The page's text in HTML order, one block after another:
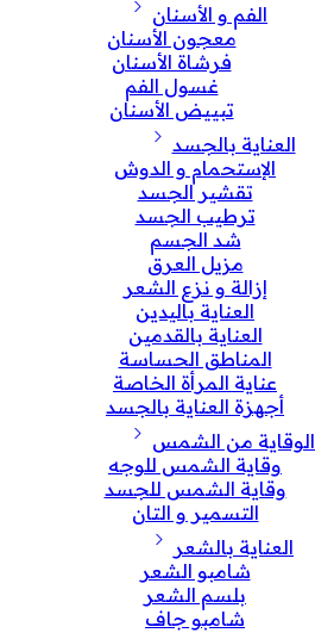
الفم و الأسنان
معجون الأسنان
فرشاة الأسنان
غسول الفم
تبييض الأسنان
العناية بالجسد
الإستحمام و الدوش
تقشير الجسد
ترطيب الجسد
شد الجسم
مزيل العرق
إزالة و نزع الشعر
العناية باليدين
العناية بالقدمين
المناطق الحساسة
عناية المرأة الخاصة
أجهزة العناية بالجسد
الوقاية من الشمس
وقاية الشمس للوجه
وقاية الشمس للجسد
التسمير و التان
العناية بالشعر
شامبو الشعر
بلسم الشعر
شامبو جاف